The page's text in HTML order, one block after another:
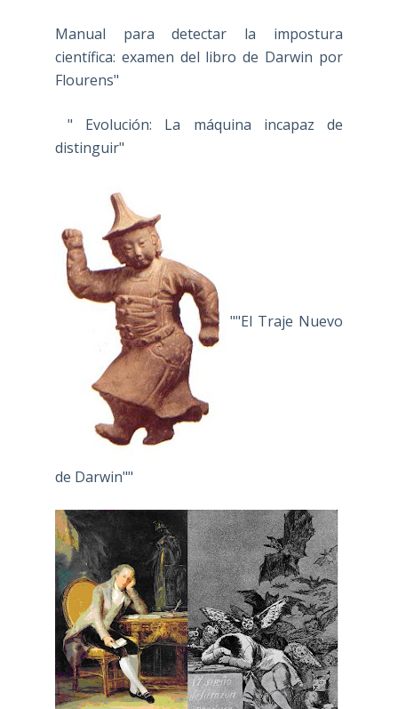
Manual para detectar la impostura
científica: examen del libro de Darwin por
Flourens"
" Evolución: La máquina incapaz de
distinguir"
""El Traje Nuevo
de Darwin""